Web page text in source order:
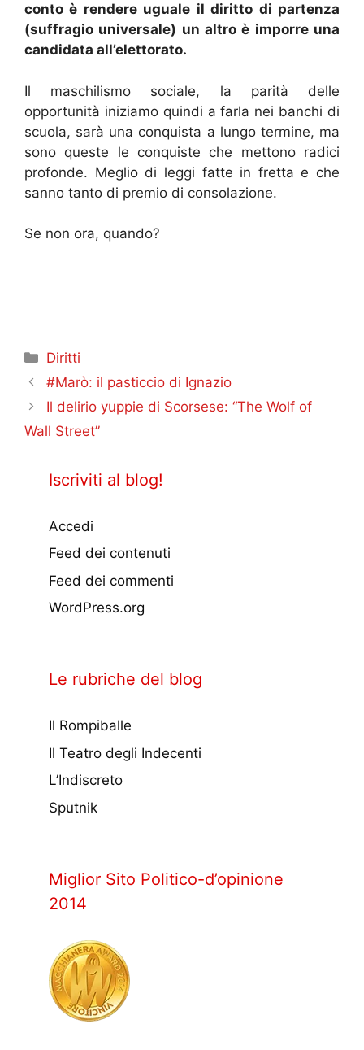
conto è rendere uguale il diritto di partenza
(suffragio universale) un altro è imporre una
candidata all’elettorato.
Il maschilismo sociale, la parità delle
opportunità iniziamo quindi a farla nei banchi di
scuola, sarà una conquista a lungo termine, ma
sono queste le conquiste che mettono radici
profonde. Meglio di leggi fatte in fretta e che
sanno tanto di premio di consolazione.
Se non ora, quando?
Categorie
Diritti
#Marò: il pasticcio di Ignazio
Il delirio yuppie di Scorsese: “The Wolf of
Wall Street”
Iscriviti al blog!
Accedi
Feed dei contenuti
Feed dei commenti
WordPress.org
Le rubriche del blog
Il Rompiballe
Il Teatro degli Indecenti
L’Indiscreto
Sputnik
Miglior Sito Politico-d’opinione
2014